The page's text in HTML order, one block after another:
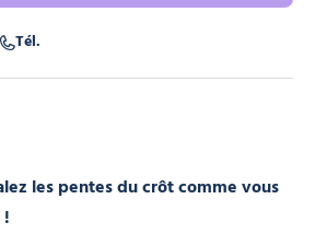
les pentes du crôt comme vous
!
Tél.